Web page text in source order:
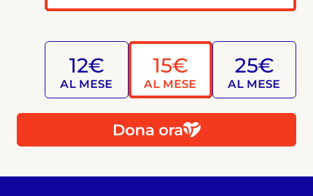
12€
AL MESE
15€
AL MESE
25€
AL MESE
Dona ora